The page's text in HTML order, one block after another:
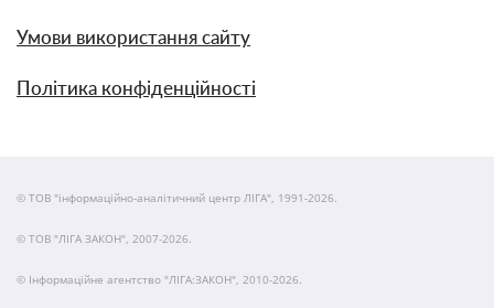
Умови використання сайту
Політика конфіденційності
© ТОВ "інформаційно-аналітичний центр ЛІГА", 1991-2026.
© ТОВ "ЛІГА ЗАКОН", 2007-2026.
© Інформаційне агентство "ЛІГА:ЗАКОН", 2010-2026.